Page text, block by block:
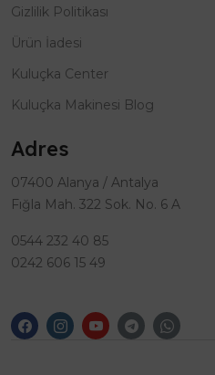
Gizlilik Politikası
Ürün İadesi
Kuluçka Center
Kuluçka Makinesi Blog
Adres
07400 Alanya / Antalya
Fığla Mah. 322 Sok. No. 6 A
0544 232 40 85
0242 606 15 49